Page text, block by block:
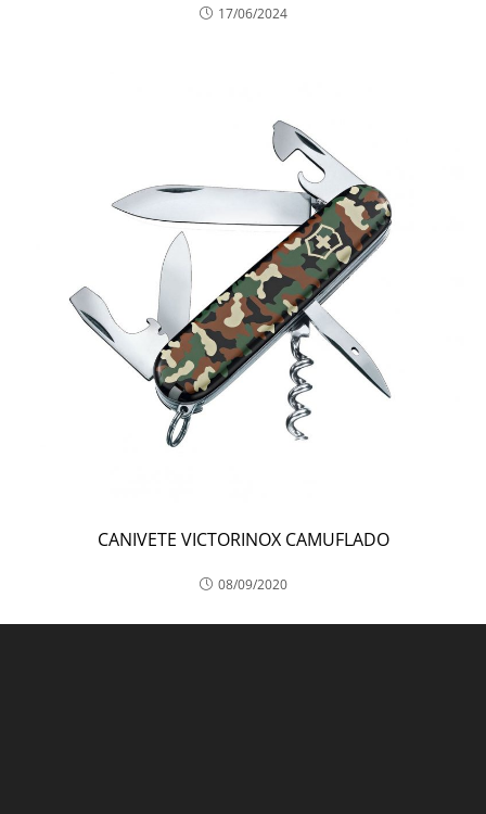
17/06/2024
CANIVETE VICTORINOX CAMUFLADO
08/09/2020